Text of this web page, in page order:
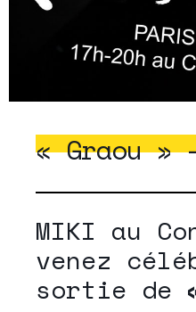
« Graou »
MIKI au
venez
sortie de